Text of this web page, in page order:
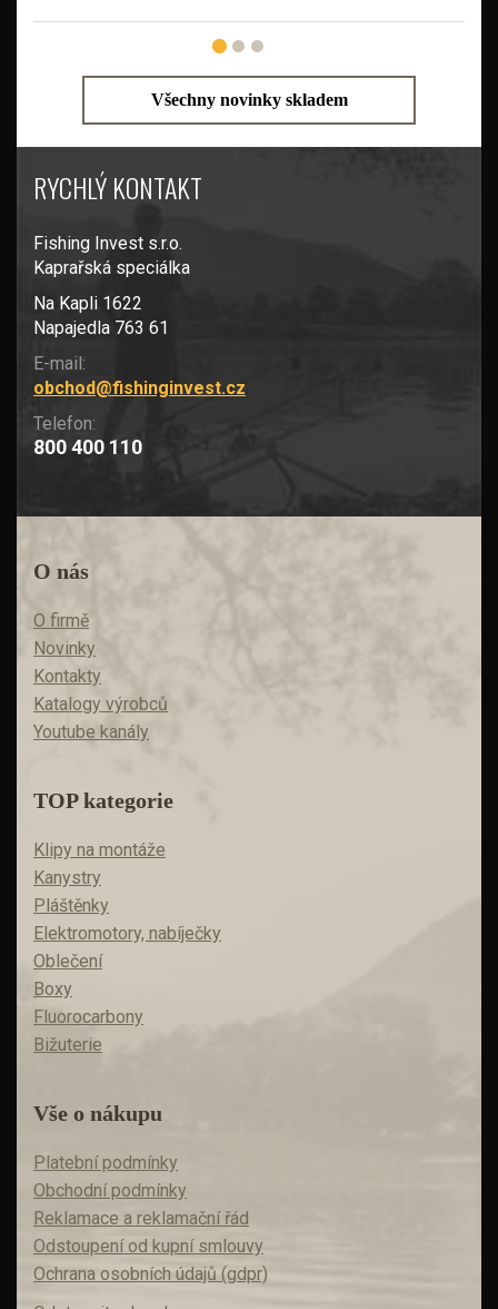
Všechny novinky skladem
RYCHLÝ KONTAKT
Fishing Invest s.r.o.
Kaprařská speciálka
Na Kapli 1622
Napajedla 763 61
E-mail:
obchod@fishinginvest.cz
Telefon:
800 400 110
O nás
O firmě
Novinky
Kontakty
Katalogy výrobců
Youtube kanály
TOP kategorie
Klipy na montáže
Kanystry
Pláštěnky
Elektromotory, nabíječky
Oblečení
Boxy
Fluorocarbony
Bižuterie
Vše o nákupu
Platební podmínky
Obchodní podmínky
Reklamace a reklamační řád
Odstoupení od kupní smlouvy
Ochrana osobních údajů (gdpr)